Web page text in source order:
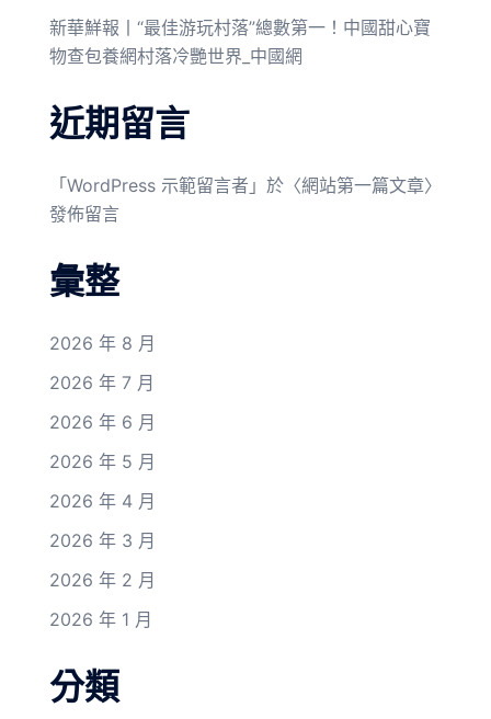
新華鮮報丨“最佳游玩村落”總數第一！中國甜心寶
物查包養網村落冷艷世界_中國網
近期留言
「 WordPress 示範留言者 」於〈網站第一篇文章〉
發佈留言
彙整
2026 年 8 月
2026 年 7 月
2026 年 6 月
2026 年 5 月
2026 年 4 月
2026 年 3 月
2026 年 2 月
2026 年 1 月
分類